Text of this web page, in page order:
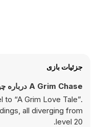
جزئیات بازی
A Grim Chase درباره چیست؟
“A Grim Love Tale”.
all diverging from
level 20.